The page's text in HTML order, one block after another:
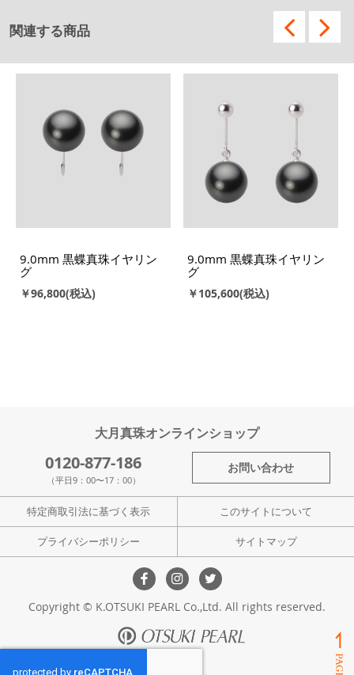
関連する商品
9.0mm 黒蝶真珠イヤリン
グ
￥96,800
9.0mm 黒蝶真珠イヤリン
グ
￥105,600
大月真珠オンラインショップ
0120-877-186
（平日9：00〜17：00）
お問い合わせ
特定商取引法に基づく表示 このサイトについて
プライバシーポリシー サイトマップ
Copyright © K.OTSUKI PEARL Co.,Ltd. All rights reserved.